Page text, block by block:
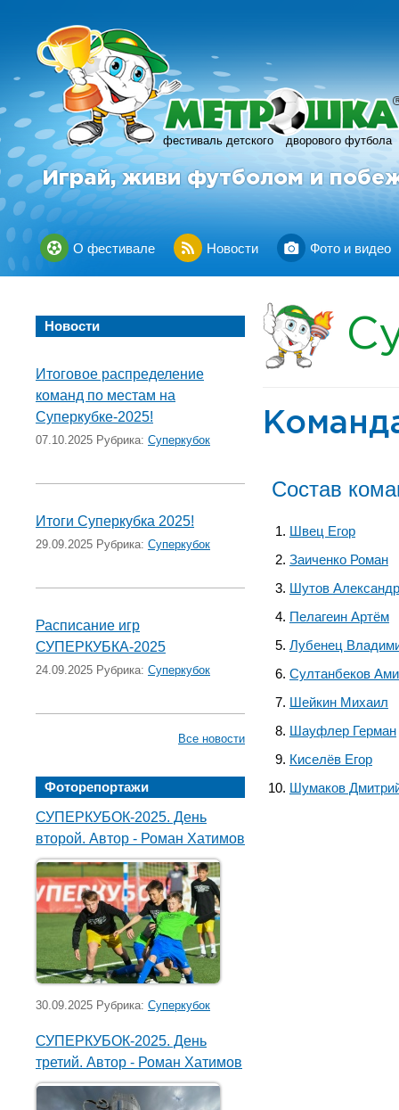
фестиваль детского дворового футбола
R
Играй, живи футболом и
О фестивале Новости Фото и видео
Новости
Итоговое распределение
команд по местам на
Суперкубке-2025!
07.10.2025 Рубрика: Суперкубок
Итоги Суперкубка 2025!
29.09.2025 Рубрика: Суперкубок
Расписание игр
СУПЕРКУБКА-2025
24.09.2025 Рубрика: Суперкубок
Все новости
Фоторепортажи
СУПЕРКУБОК-2025. День
второй. Автор - Роман Хатимов
30.09.2025 Рубрика: Суперкубок
СУПЕРКУБОК-2025. День
третий. Автор - Роман Хатимов
Состав
Швец Егор
Заиченко Роман
Шутов Александр
Пелагеин Артём
Лубенец
Султанбеков
Шейкин Михаил
Шауфлер Герман
Киселёв Егор
Шумаков